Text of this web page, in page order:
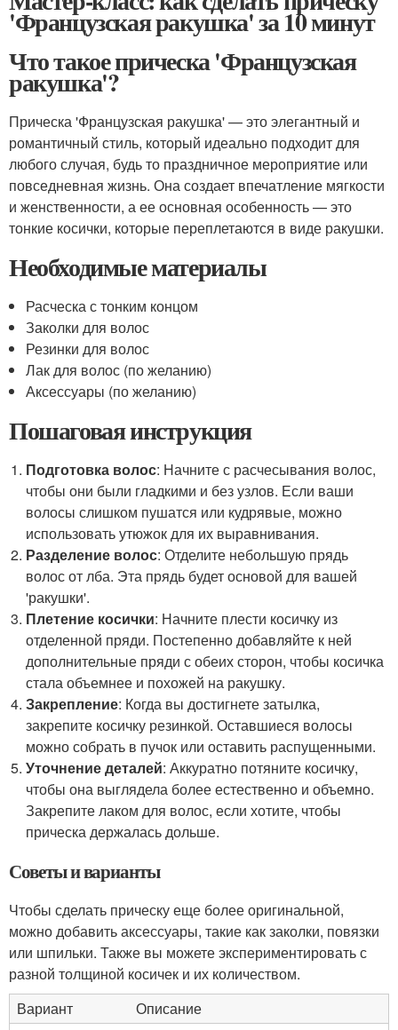
'Французская ракушка' за 10 минут
Что такое прическа 'Французская
ракушка'?
Прическа 'Французская ракушка' — это элегантный и
романтичный стиль, который идеально подходит для
любого случая, будь то праздничное мероприятие или
повседневная жизнь. Она создает впечатление мягкости
и женственности, а ее основная особенность — это
тонкие косички, которые переплетаются в виде ракушки.
Необходимые материалы
Расческа с тонким концом
Заколки для волос
Резинки для волос
Лак для волос (по желанию)
Аксессуары (по желанию)
Пошаговая инструкция
Подготовка волос: Начните с расчесывания волос,
чтобы они были гладкими и без узлов. Если ваши
волосы слишком пушатся или кудрявые, можно
использовать утюжок для их выравнивания.
Разделение волос: Отделите небольшую прядь
волос от лба. Эта прядь будет основой для вашей
'ракушки'.
Плетение косички: Начните плести косичку из
отделенной пряди. Постепенно добавляйте к ней
дополнительные пряди с обеих сторон, чтобы косичка
стала объемнее и похожей на ракушку.
Закрепление: Когда вы достигнете затылка,
закрепите косичку резинкой. Оставшиеся волосы
можно собрать в пучок или оставить распущенными.
Уточнение деталей: Аккуратно потяните косичку,
чтобы она выглядела более естественно и объемно.
Закрепите лаком для волос, если хотите, чтобы
прическа держалась дольше.
Советы и варианты
Чтобы сделать прическу еще более оригинальной,
можно добавить аксессуары, такие как заколки, повязки
или шпильки. Также вы можете экспериментировать с
разной толщиной косичек и их количеством.
Вариант
Описание